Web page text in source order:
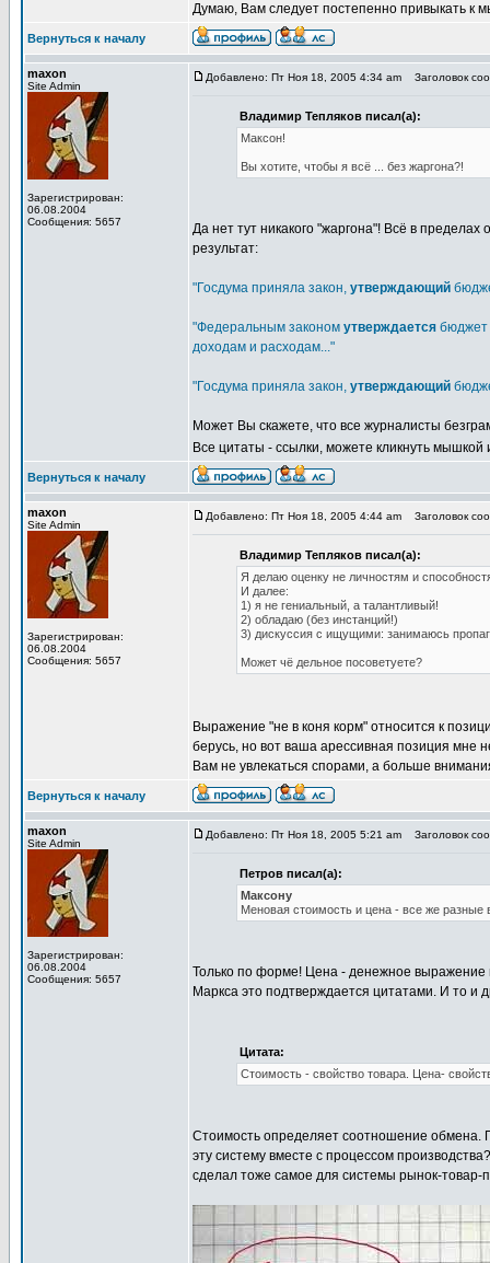
Думаю, Вам следует постепенно привыкать к
Вернуться к началу
maxon
Site Admin
Зарегистрирован:
06.08.2004
Сообщения: 5657
Добавлено: Пт Ноя 18, 2005 4:34 am Заголовок
Владимир Тепляков писал(а):
Максон!
Вы хотите, чтобы я всё ... без жаргона?!
Да нет тут никакого "жаргона"! Всё в
результат:
"Госдума приняла закон, утверждающий
"Федеральным законом утверждается бюджет
доходам и расходам..."
"Госдума приняла закон, утверждающий
Может Вы скажете, что все журналисты
Все цитаты - ссылки, можете кликнуть мышкой
Вернуться к началу
maxon
Site Admin
Зарегистрирован:
06.08.2004
Сообщения: 5657
Добавлено: Пт Ноя 18, 2005 4:44 am Заголовок
Владимир Тепляков писал(а):
Я делаю оценку не личностям и
И далее:
1) я не гениальный, а талантливый!
2) обладаю (без инстанций!)
3) дискуссия с ищущими: занимаюсь
Может чё дельное посоветуете?
Выражение "не в коня корм" относится к
берусь, но вот ваша арессивная позиция мне
Вам не увлекаться спорами, а больше
Вернуться к началу
maxon
Site Admin
Зарегистрирован:
06.08.2004
Сообщения: 5657
Добавлено: Пт Ноя 18, 2005 5:21 am Заголовок
Петров писал(а):
Максону
Меновая стоимость и цена - все же разные
Только по форме! Цена - денежное выражение
Маркса это подтверждается цитатами. И то и
Цитата:
Стоимость - свойство товара. Цена-
Стоимость определяет соотношение обмена.
эту систему вместе с процессом
сделал тоже самое для системы рынок-товар-